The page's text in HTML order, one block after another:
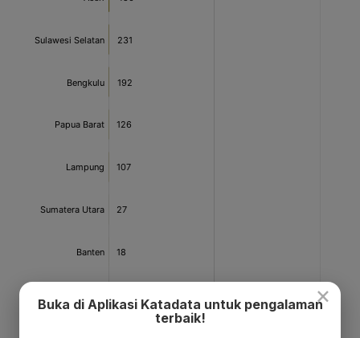
×
Buka di Aplikasi Katadata untuk pengalaman
terbaik!